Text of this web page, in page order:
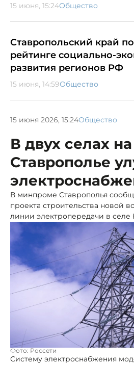
15 июня, 15:24Общество
Ставропольский край
рейтинге социально-
развития регионов РФ
15 июня, 14:59Общество
15 июня 2026, 15:24Общество
В двух селах на
Ставрополье
В минпроме Ставрополья
проекта строительства новой
линии электропередачи в
Фото: Россети
Систему электроснабжения